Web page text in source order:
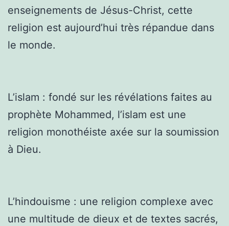
enseignements de Jésus-Christ, cette
religion est aujourd’hui très répandue dans
le monde.
L’islam : fondé sur les révélations faites au
prophète Mohammed, l’islam est une
religion monothéiste axée sur la soumission
à Dieu.
L’hindouisme : une religion complexe avec
une multitude de dieux et de textes sacrés,